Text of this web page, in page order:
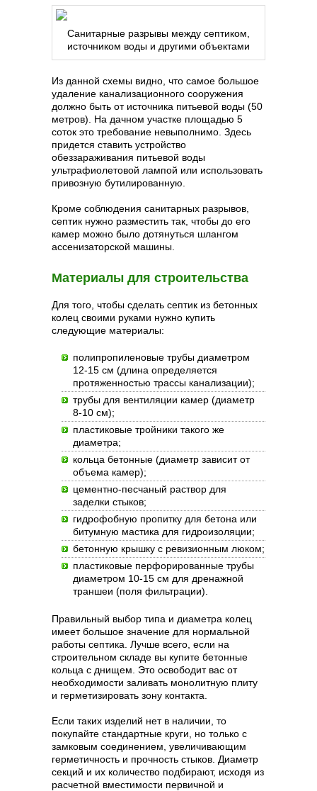
Санитарные разрывы между септиком,
источником воды и другими объектами
Из данной схемы видно, что самое большое
удаление канализационного сооружения
должно быть от источника питьевой воды (50
метров). На дачном участке площадью 5
соток это требование невыполнимо. Здесь
придется ставить устройство
обеззараживания питьевой воды
ультрафиолетовой лампой или использовать
привозную бутилированную.
Кроме соблюдения санитарных разрывов,
септик нужно разместить так, чтобы до его
камер можно было дотянуться шлангом
ассенизаторской машины.
Материалы для строительства
Для того, чтобы сделать септик из бетонных
колец своими руками нужно купить
следующие материалы:
полипропиленовые трубы диаметром
12-15 см (длина определяется
протяженностью трассы канализации);
трубы для вентиляции камер (диаметр
8-10 см);
пластиковые тройники такого же
диаметра;
кольца бетонные (диаметр зависит от
объема камер);
цементно-песчаный раствор для
заделки стыков;
гидрофобную пропитку для бетона или
битумную мастика для гидроизоляции;
бетонную крышку с ревизионным люком;
пластиковые перфорированные трубы
диаметром 10-15 см для дренажной
траншеи (поля фильтрации).
Правильный выбор типа и диаметра колец
имеет большое значение для нормальной
работы септика. Лучше всего, если на
строительном складе вы купите бетонные
кольца с днищем. Это освободит вас от
необходимости заливать монолитную плиту
и герметизировать зону контакта.
Если таких изделий нет в наличии, то
покупайте стандартные круги, но только с
замковым соединением, увеличивающим
герметичность и прочность стыков. Диаметр
секций и их количество подбирают, исходя из
расчетной вместимости первичной и